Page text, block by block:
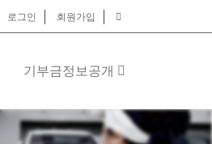
로그인 회원가입
기부금정보공개